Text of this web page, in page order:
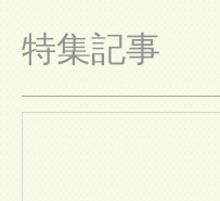
特集記事